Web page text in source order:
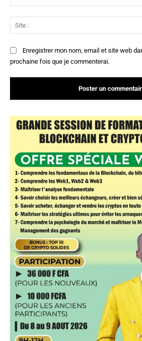
Enregistrer mon nom, email et site web
prochaine fois que je commenterai.